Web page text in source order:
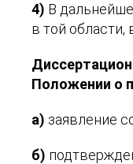
4) В
в той области,
Положении о
а) заявление
б)